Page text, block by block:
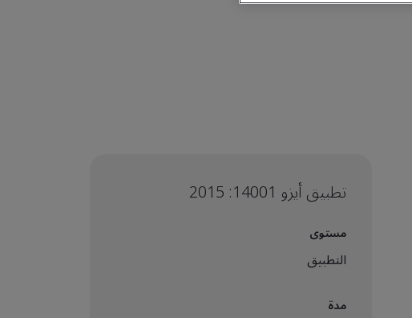
تطبيق أيزو 14001: 2015
مستوى
التطبيق
مدة